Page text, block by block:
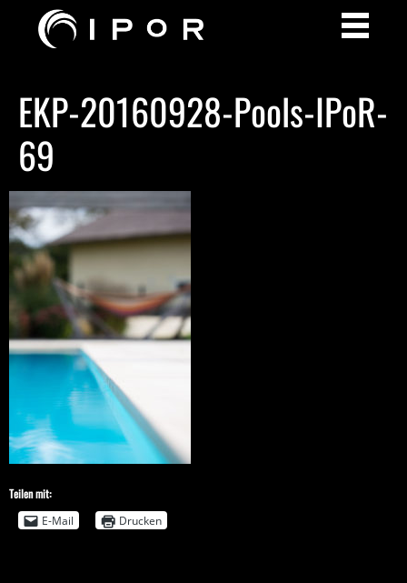
EKP-20160928-Pools-IPoR-
69
Teilen mit:
E-Mail
Drucken